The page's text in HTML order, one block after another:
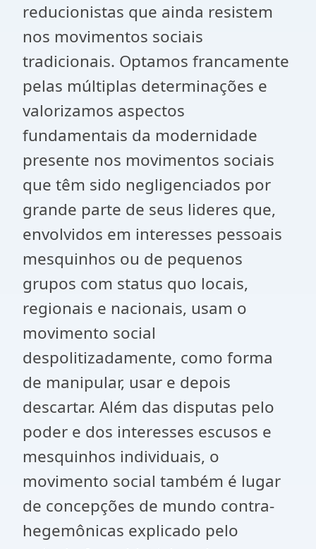
reducionistas que ainda resistem
nos movimentos sociais
tradicionais. Optamos francamente
pelas múltiplas determinações e
valorizamos aspectos
fundamentais da modernidade
presente nos movimentos sociais
que têm sido negligenciados por
grande parte de seus lideres que,
envolvidos em interesses pessoais
mesquinhos ou de pequenos
grupos com status quo locais,
regionais e nacionais, usam o
movimento social
despolitizadamente, como forma
de manipular, usar e depois
descartar. Além das disputas pelo
poder e dos interesses escusos e
mesquinhos individuais, o
movimento social também é lugar
de concepções de mundo contra-
hegemônicas explicado pelo